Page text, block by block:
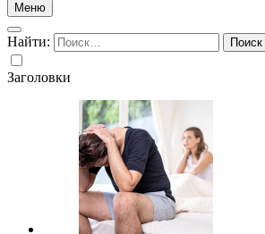
Меню
Найти:
Заголовки